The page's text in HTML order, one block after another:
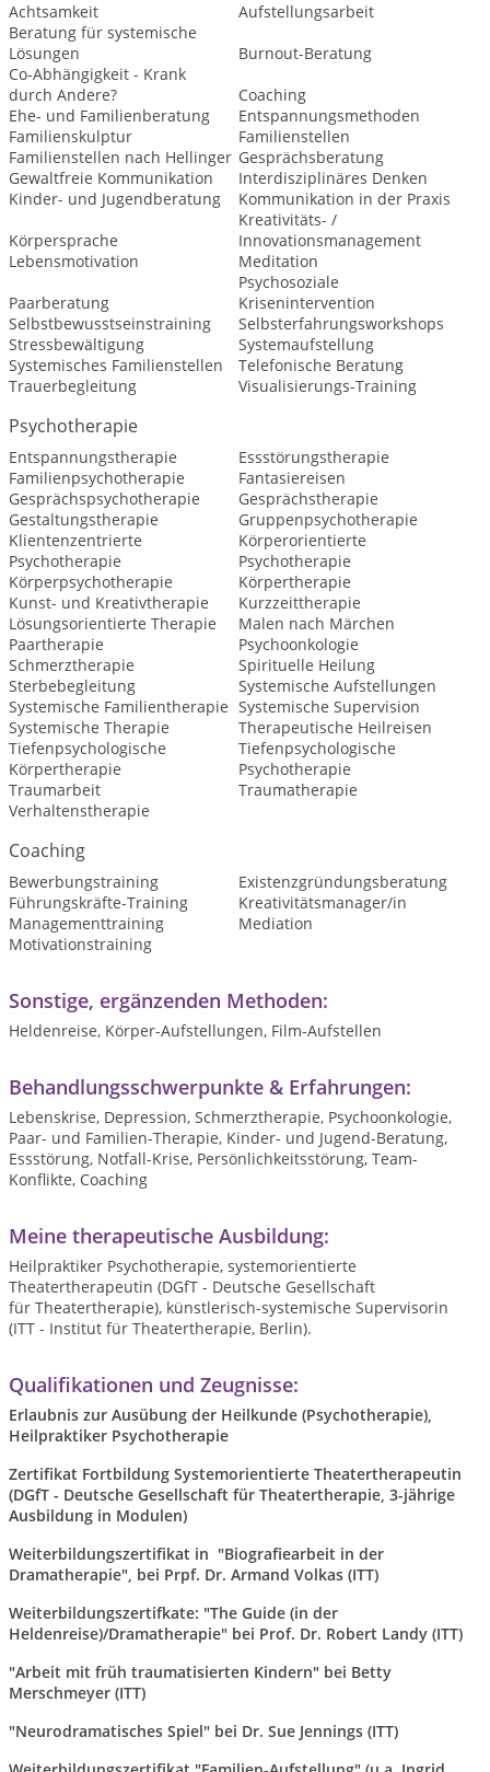
Achtsamkeit
Aufstellungsarbeit
Beratung für systemische
Lösungen
Burnout-Beratung
Co-Abhängigkeit - Krank
durch Andere?
Coaching
Ehe- und Familienberatung
Entspannungsmethoden
Familienskulptur
Familienstellen
Familienstellen nach Hellinger Gesprächsberatung
Gewaltfreie Kommunikation
Interdisziplinäres Denken
Kinder- und Jugendberatung
Kommunikation in der Praxis
Körpersprache
Kreativitäts- /
Innovationsmanagement
Lebensmotivation
Meditation
Paarberatung
Psychosoziale
Krisenintervention
Selbstbewusstseinstraining
Selbsterfahrungsworkshops
Stressbewältigung
Systemaufstellung
Systemisches Familienstellen
Telefonische Beratung
Trauerbegleitung
Visualisierungs-Training
Psychotherapie
Entspannungstherapie
Essstörungstherapie
Familienpsychotherapie
Fantasiereisen
Gesprächspsychotherapie
Gesprächstherapie
Gestaltungstherapie
Gruppenpsychotherapie
Klientenzentrierte
Psychotherapie
Körperorientierte
Psychotherapie
Körperpsychotherapie
Körpertherapie
Kunst- und Kreativtherapie
Kurzzeittherapie
Lösungsorientierte Therapie
Malen nach Märchen
Paartherapie
Psychoonkologie
Schmerztherapie
Spirituelle Heilung
Sterbebegleitung
Systemische Aufstellungen
Systemische Familientherapie Systemische Supervision
Systemische Therapie
Therapeutische Heilreisen
Tiefenpsychologische
Körpertherapie
Tiefenpsychologische
Psychotherapie
Traumarbeit
Traumatherapie
Verhaltenstherapie
Coaching
Bewerbungstraining
Existenzgründungsberatung
Führungskräfte-Training
Kreativitätsmanager/in
Managementtraining
Mediation
Motivationstraining
Sonstige, ergänzenden Methoden:
Heldenreise, Körper-Aufstellungen, Film-Aufstellen
Behandlungsschwerpunkte & Erfahrungen:
Lebenskrise, Depression, Schmerztherapie, Psychoonkologie,
Paar- und Familien-Therapie, Kinder- und Jugend-Beratung,
Essstörung, Notfall-Krise, Persönlichkeitsstörung, Team-
Konflikte, Coaching
Meine therapeutische Ausbildung:
Heilpraktiker Psychotherapie, systemorientierte
Theatertherapeutin (DGfT - Deutsche Gesellschaft
für Theatertherapie), künstlerisch-systemische Supervisorin
(ITT - Institut für Theatertherapie, Berlin).
Qualifikationen und Zeugnisse:
Erlaubnis zur Ausübung der Heilkunde (Psychotherapie),
Heilpraktiker Psychotherapie
Zertifikat Fortbildung Systemorientierte Theatertherapeutin
(DGfT - Deutsche Gesellschaft für Theatertherapie, 3-jährige
Ausbildung in Modulen)
Weiterbildungszertifikat in "Biografiearbeit in der
Dramatherapie", bei Prpf. Dr. Armand Volkas (ITT)
Weiterbildungszertifkate: "The Guide (in der
Heldenreise)/Dramatherapie" bei Prof. Dr. Robert Landy (ITT)
"Arbeit mit früh traumatisierten Kindern" bei Betty
Merschmeyer (ITT)
"Neurodramatisches Spiel" bei Dr. Sue Jennings (ITT)